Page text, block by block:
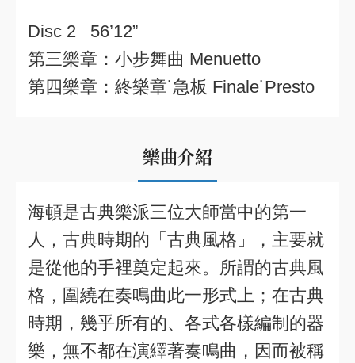
Disc 2 56’12”
第三樂章：小步舞曲 Menuetto
第四樂章：終樂章˙急板 Finale˙Presto
樂曲介紹
海頓是古典樂派三位大師當中的第一
人，古典時期的「古典風格」，主要就
是從他的手裡奠定起來。所謂的古典風
格，圍繞在奏鳴曲此一形式上；在古典
時期，幾乎所有的、各式各樣編制的器
樂，無不都在演繹著奏鳴曲，因而被稱